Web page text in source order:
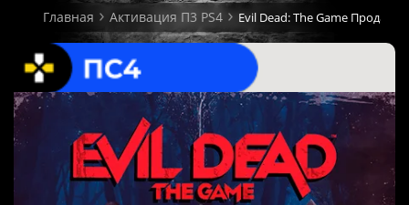
Главная Активация П3 PS4 Evil Dead: The Game Продажа